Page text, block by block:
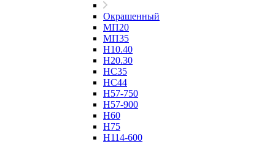
Окрашенный
МП20
МП35
Н10.40
Н20.30
НС35
НС44
Н57-750
Н57-900
Н60
Н75
Н114-600